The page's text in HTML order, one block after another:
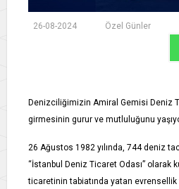
26-08-2024 Özel Günler
Denizciliğimizin Amiral Gemisi Deniz
girmesinin gurur ve mutluluğunu
26 Ağustos 1982 yılında, 744 deniz
“İstanbul Deniz Ticaret Odası” olarak
ticaretinin tabiatında yatan